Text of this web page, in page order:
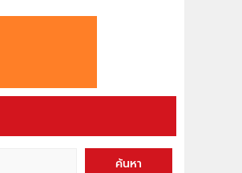
ค้นหา